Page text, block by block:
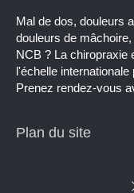
Mal de dos, douleurs
douleurs de
NCB ? La chiropraxie
l'échelle
Prenez rendez-vous
Plan du site